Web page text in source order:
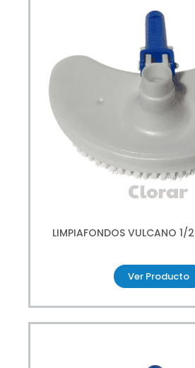
LIMPIAFONDOS VULCANO 1/
Ver Producto